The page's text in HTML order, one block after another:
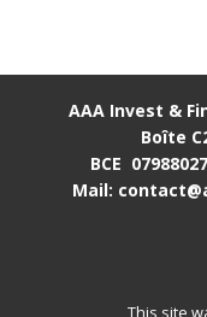
AAA Invest &
Boîte
BCE
Mail:
This site